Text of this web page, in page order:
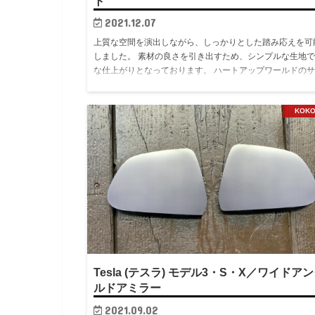
2021.12.07
上質な空間を演出しながら、しっかりとした踏み応えを可
しました。 素材の良さを引き出すため、シンプルな生地
な仕上がりとなっております。 ハートアップワールドの
Tesla (テスラ) モデル3・S・X／ワイドア
ルドアミラー
2021.09.02